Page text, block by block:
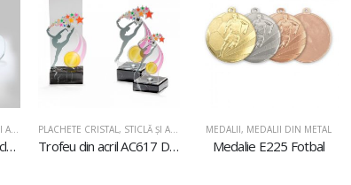
PLACHETE DIN STICLĂ
Plachetă-trofeu din sticlă U611
PLACHETE DIN ACRIL
Trofeu din acril AC617 Dans
MEDALII, MEDALII DIN METAL
Medalie E225 Fotbal